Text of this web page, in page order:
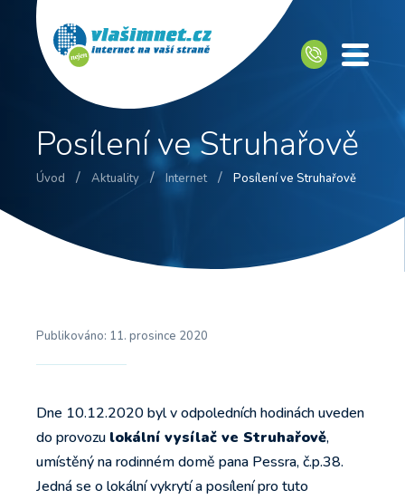
Posílení ve Struhařově
Úvod / Aktuality / Internet / Posílení ve Struhařově
Publikováno: 11. prosince 2020
Dne 10.12.2020 byl v odpoledních hodinách uveden
do provozu lokální vysílač ve Struhařově,
umístěný na rodinném domě pana Pessra, č.p.38.
Jedná se o lokální vykrytí a posílení pro tuto